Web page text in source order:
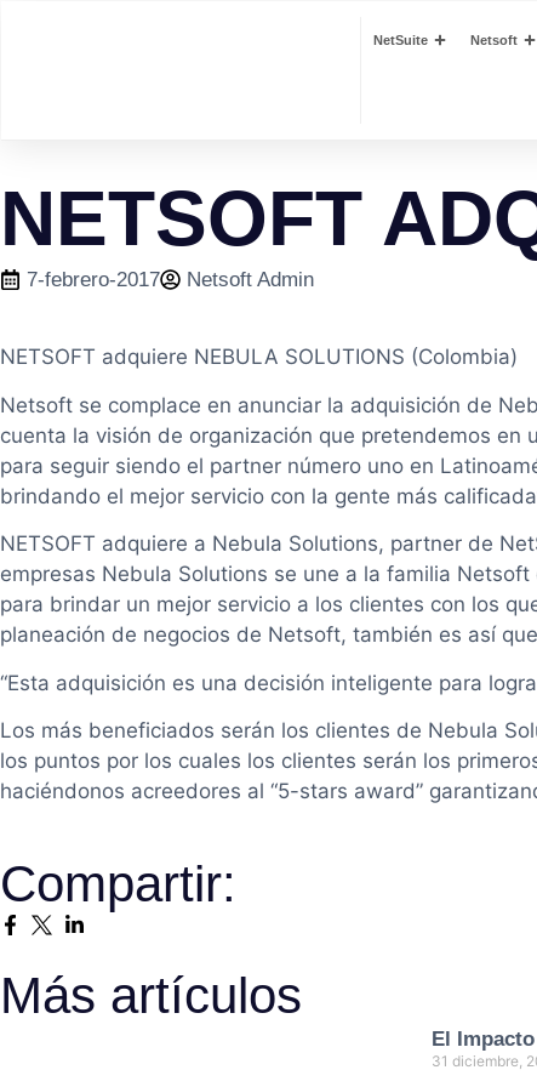
NetSuite Netsoft
NETSOFT
7-febrero-2017 Netsoft Admin
NETSOFT adquiere NEBULA SOLUTIONS (Colombia)
Netsoft se complace en anunciar la adquisición de
cuenta la visión de organización que pretendemos
para seguir siendo el partner número uno en
brindando el mejor servicio con la gente más
NETSOFT adquiere a Nebula Solutions, partner de
empresas Nebula Solutions se une a la familia
para brindar un mejor servicio a los clientes con los
planeación de negocios de Netsoft, también es así
“Esta adquisición es una decisión inteligente para
Los más beneficiados serán los clientes de Nebula
los puntos por los cuales los clientes serán los
haciéndonos acreedores al “5-stars award”
Compartir:
Más artículos
El
31 diciembre,